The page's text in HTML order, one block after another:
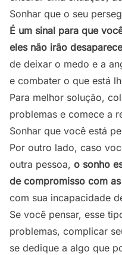
Sonhar que o seu
É um sinal para que
eles não irão
de deixar o medo e a
e combater o que está
Para melhor solução,
problemas e comece a
Sonhar que você está
Por outro lado, caso
outra pessoa, o sonho
de compromisso com
com sua incapacidade
Se você pensar, esse
problemas, complicar
se dedique a algo que